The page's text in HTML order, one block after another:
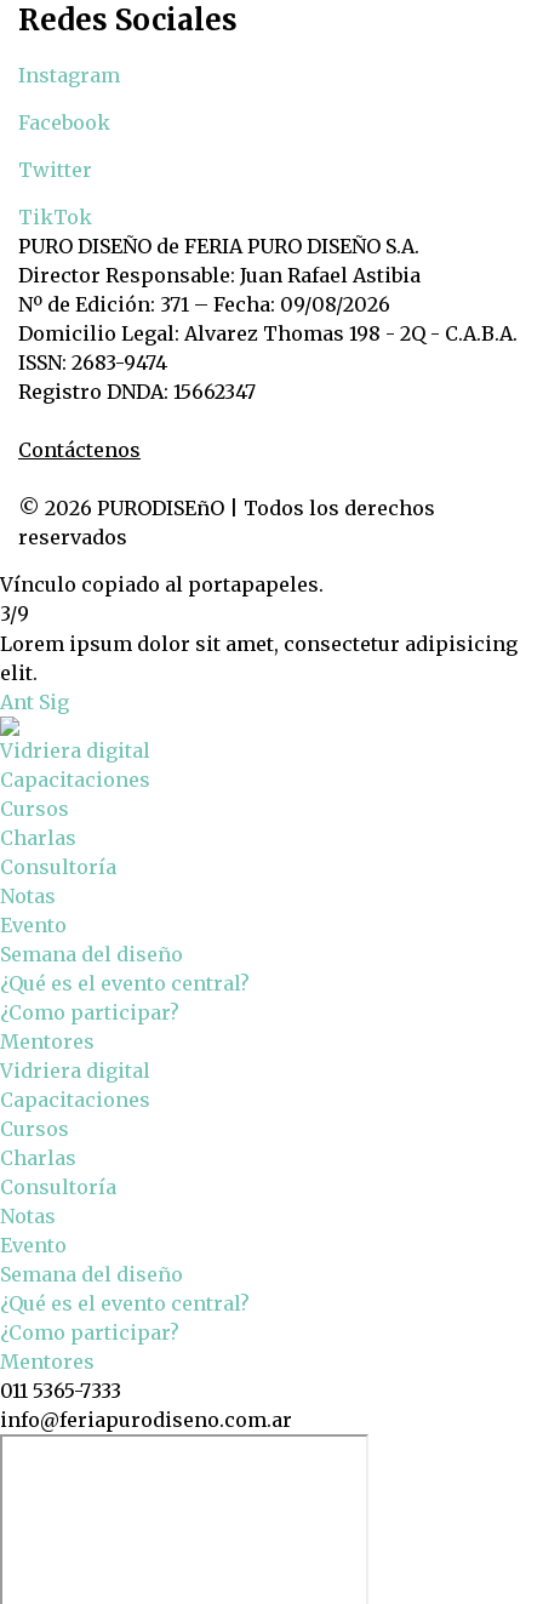
Redes Sociales
Instagram
Facebook
Twitter
TikTok
PURO DISEÑO de FERIA PURO DISEÑO S.A.
Director Responsable: Juan Rafael Astibia
Nº de Edición: 371 – Fecha: 09/08/2026
Domicilio Legal: Alvarez Thomas 198 - 2Q - C.A.B.A.
ISSN: 2683-9474
Registro DNDA: 15662347
Contáctenos
© 2026 PURODISEñO | Todos los derechos
reservados
Vínculo copiado al portapapeles.
3/9
Lorem ipsum dolor sit amet, consectetur adipisicing
elit.
Ant Sig
Vidriera digital
Capacitaciones
Cursos
Charlas
Consultoría
Notas
Evento
Semana del diseño
¿Qué es el evento central?
¿Como participar?
Mentores
Vidriera digital
Capacitaciones
Cursos
Charlas
Consultoría
Notas
Evento
Semana del diseño
¿Qué es el evento central?
¿Como participar?
Mentores
011 5365-7333
info@feriapurodiseno.com.ar